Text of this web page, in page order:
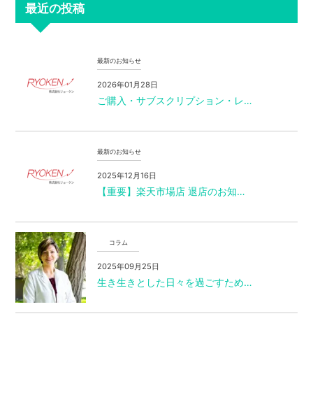
最近の投稿
最新のお知らせ
2026年01月28日
ご購入・サブスクリプション・レ…
最新のお知らせ
2025年12月16日
【重要】楽天市場店 退店のお知…
コラム
2025年09月25日
生き生きとした日々を過ごすため…